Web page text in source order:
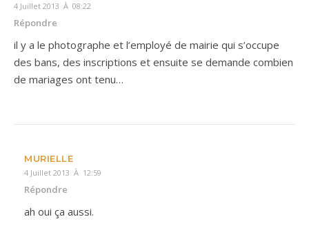
4 Juillet 2013 À 08:22
Répondre
il y a le photographe et l’employé de mairie qui s’occupe
des bans, des inscriptions et ensuite se demande combien
de mariages ont tenu…
MURIELLE
4 Juillet 2013 À 12:59
Répondre
ah oui ça aussi.